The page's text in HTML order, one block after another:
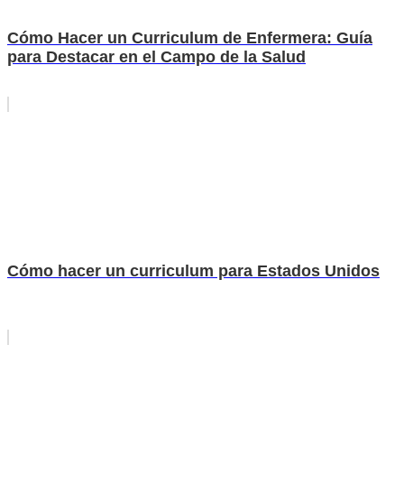
Cómo Hacer un Curriculum de Enfermera: Guía
para Destacar en el Campo de la Salud
Cómo hacer un curriculum para Estados Unidos